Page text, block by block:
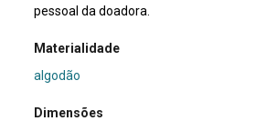
pessoal da doadora.
Materialidade
algodão
Dimensões